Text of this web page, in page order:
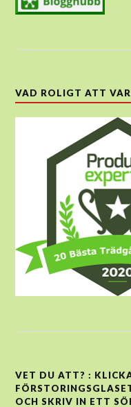
VAD ROLIGT ATT
VET DU ATT? :
OCH SKRIV IN ETT